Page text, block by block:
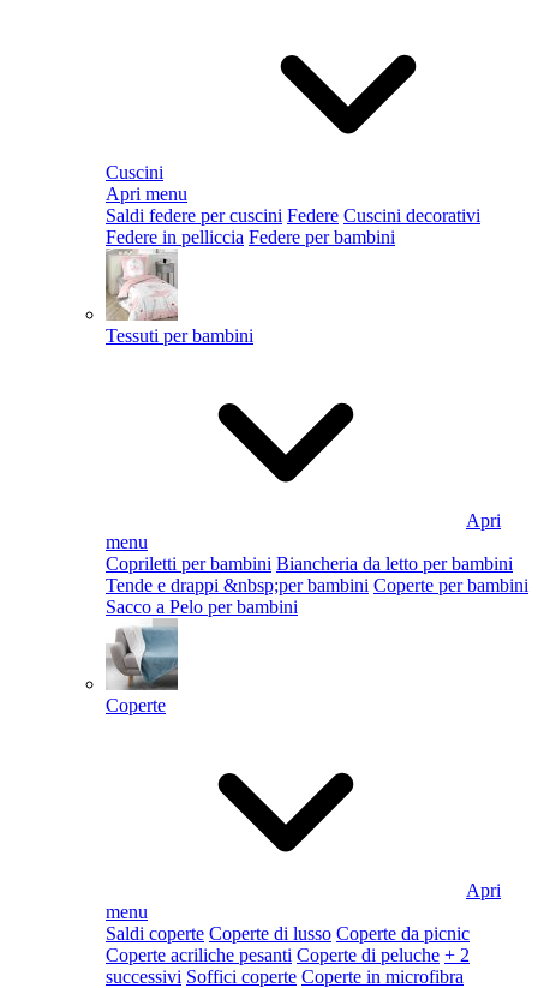
Cuscini
Apri menu
Saldi federe per cuscini Federe Cuscini decorativi
Federe in pelliccia Federe per bambini
Tessuti per bambini
Apri
menu
Copriletti per bambini Biancheria da letto per bambini
Tende e drappi &nbsp;per bambini Coperte per bambini
Sacco a Pelo per bambini
Coperte
Apri
menu
Saldi coperte Coperte di lusso Coperte da picnic
Coperte acriliche pesanti Coperte di peluche + 2
successivi Soffici coperte Coperte in microfibra